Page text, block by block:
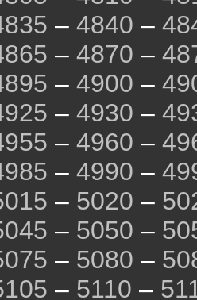
– 4840 –
– 4870 –
– 4900 –
– 4930 –
– 4960 –
– 4990 –
– 5020 –
– 5050 –
– 5080 –
– 5110 –